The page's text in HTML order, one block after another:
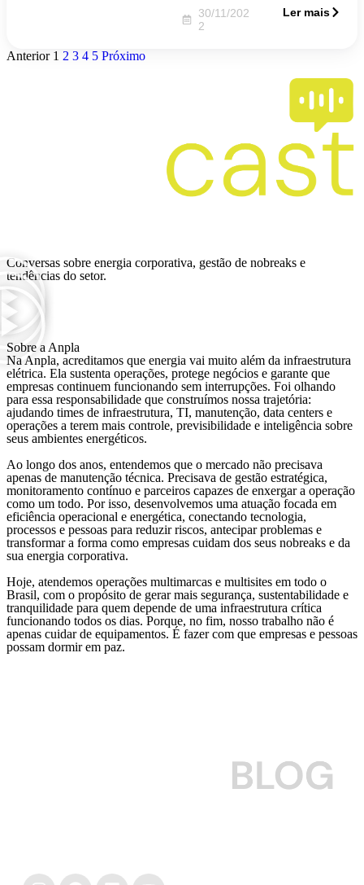
30/11/202
2
Ler mais
Anterior 1 2 3 4 5 Próximo
Conversas sobre energia corporativa, gestão de nobreaks e
tendências do setor.
Sobre a Anpla
Na Anpla, acreditamos que energia vai muito além da infraestrutura
elétrica. Ela sustenta operações, protege negócios e garante que
empresas continuem funcionando sem interrupções. Foi olhando
para essa responsabilidade que construímos nossa trajetória:
ajudando times de infraestrutura, TI, manutenção, data centers e
operações a terem mais controle, previsibilidade e inteligência sobre
seus ambientes energéticos.
Ao longo dos anos, entendemos que o mercado não precisava
apenas de manutenção técnica. Precisava de gestão estratégica,
monitoramento contínuo e parceiros capazes de enxergar a operação
como um todo. Por isso, desenvolvemos uma atuação focada em
eficiência operacional e energética, conectando tecnologia,
processos e pessoas para reduzir riscos, antecipar problemas e
transformar a forma como empresas cuidam dos seus nobreaks e da
sua energia corporativa.
Hoje, atendemos operações multimarcas e multisites em todo o
Brasil, com o propósito de gerar mais segurança, sustentabilidade e
tranquilidade para quem depende de uma infraestrutura crítica
funcionando todos os dias. Porque, no fim, nosso trabalho não é
apenas cuidar de equipamentos. É fazer com que empresas e pessoas
possam dormir em paz.